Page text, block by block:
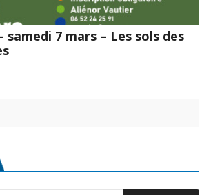
samedi 7 mars – Les sols des